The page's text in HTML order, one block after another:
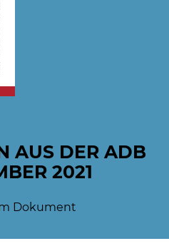
AUS DER ADB
2021
Dokument